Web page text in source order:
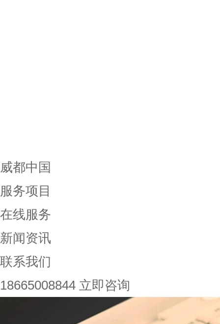
威都中国
服务项目
在线服务
新闻资讯
联系我们
18665008844 立即咨询